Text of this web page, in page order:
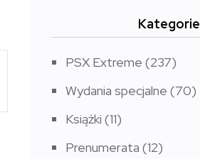
Kategorie
PSX Extreme (237)
Wydania specjalne (70)
Książki (11)
Prenumerata (12)